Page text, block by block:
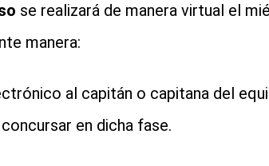
se realizará de manera virtual el
manera:
al capitán o capitana del
en dicha fase.